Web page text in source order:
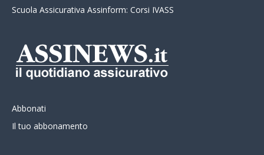
Scuola Assicurativa Assinform: Corsi IVASS
Abbonati
Il tuo abbonamento